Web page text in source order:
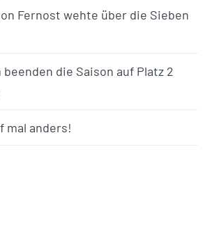
Fernost wehte über die Sieben
beenden die Saison auf Platz 2
mal anders!